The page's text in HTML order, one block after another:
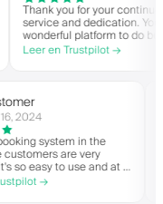
Thank you for your continued
service and dedication. You
wonderful platform to do
with good spirit. Thank you from
Leer en Trustpilot →
Customer
Sep 16, 2024
booking system in the
customers are very
it's so easy to use and at a
Plus, you get your own
app, which is good for
Trustpilot →